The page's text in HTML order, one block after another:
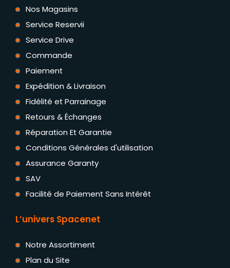
Nos Magasins
Service Reservii
Service Drive
Commande
Paiement
Expédition & Livraison
Fidélité et Parrainage
Retours & Échanges
Réparation Et Garantie
Conditions Générales d'utilisation
Assurance Garanty
SAV
Facilité de Paiement Sans Intérêt
L’univers Spacenet
Notre Assortiment
Plan du Site